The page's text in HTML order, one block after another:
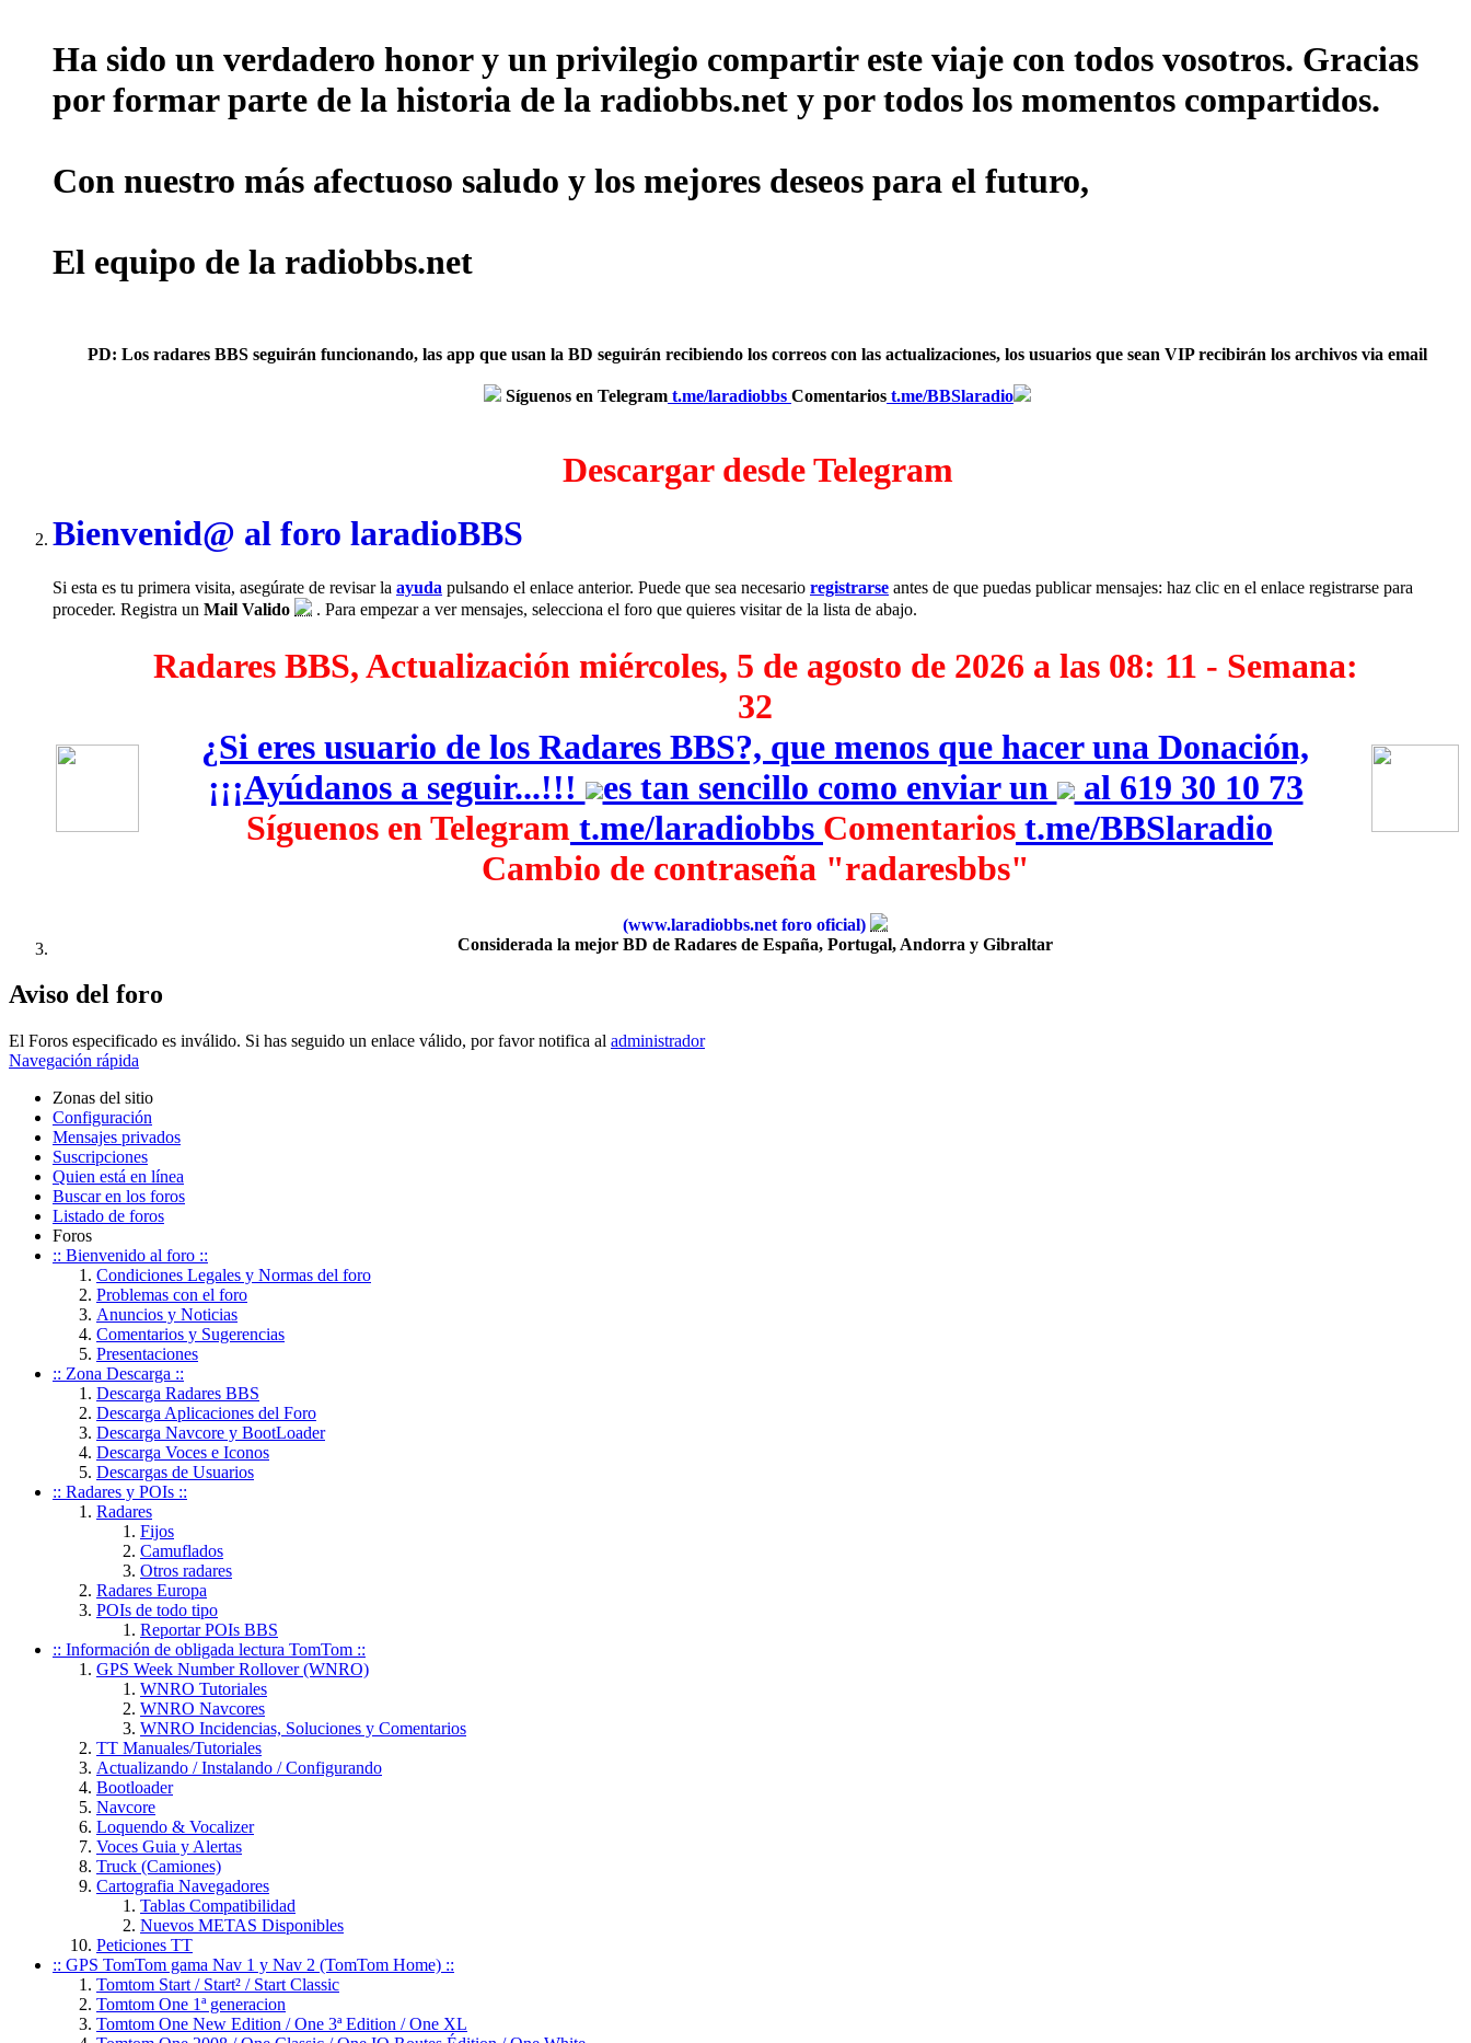
Ha sido un verdadero honor y un privilegio compartir este viaje con todos vosotros. Gracias
por formar parte de la historia de la radiobbs.net y por todos los momentos compartidos.
Con nuestro más afectuoso saludo y los mejores deseos para el futuro,
El equipo de la radiobbs.net
PD: Los radares BBS seguirán funcionando, las app que usan la BD seguirán recibiendo los correos con las actualizaciones, los usuarios que sean VIP recibirán los archivos via email
Síguenos en Telegram t.me/laradiobbs Comentarios t.me/BBSlaradio
Descargar desde Telegram
Bienvenid@ al foro laradioBBS
Si esta es tu primera visita, asegúrate de revisar la ayuda pulsando el enlace anterior. Puede que sea necesario registrarse antes de que puedas publicar mensajes: haz clic en el enlace registrarse para
proceder. Registra un Mail Valido . Para empezar a ver mensajes, selecciona el foro que quieres visitar de la lista de abajo.
Radares BBS, Actualización miércoles, 5 de agosto de 2026 a las 08: 11 - Semana:
32
¿Si eres usuario de los Radares BBS?, que menos que hacer una Donación,
¡¡¡Ayúdanos a seguir...!!!
es tan sencillo como enviar un
al 619 30 10 73
Síguenos en Telegram t.me/laradiobbs Comentarios t.me/BBSlaradio
Cambio de contraseña "radaresbbs"
(www.laradiobbs.net foro oficial)
Considerada la mejor BD de Radares de España, Portugal, Andorra y Gibraltar
Aviso del foro
El Foros especificado es inválido. Si has seguido un enlace válido, por favor notifica al administrador
Navegación rápida
Zonas del sitio
Configuración
Mensajes privados
Suscripciones
Quien está en línea
Buscar en los foros
Listado de foros
Foros
:: Bienvenido al foro ::
Condiciones Legales y Normas del foro
Problemas con el foro
Anuncios y Noticias
Comentarios y Sugerencias
Presentaciones
:: Zona Descarga ::
Descarga Radares BBS
Descarga Aplicaciones del Foro
Descarga Navcore y BootLoader
Descarga Voces e Iconos
Descargas de Usuarios
:: Radares y POIs ::
Radares
Fijos
Camuflados
Otros radares
Radares Europa
POIs de todo tipo
Reportar POIs BBS
:: Información de obligada lectura TomTom ::
GPS Week Number Rollover (WNRO)
WNRO Tutoriales
WNRO Navcores
WNRO Incidencias, Soluciones y Comentarios
TT Manuales/Tutoriales
Actualizando / Instalando / Configurando
Bootloader
Navcore
Loquendo & Vocalizer
Voces Guia y Alertas
Truck (Camiones)
Cartografia Navegadores
Tablas Compatibilidad
Nuevos METAS Disponibles
Peticiones TT
:: GPS TomTom gama Nav 1 y Nav 2 (TomTom Home) ::
Tomtom Start / Start² / Start Classic
Tomtom One 1ª generacion
Tomtom One New Edition / One 3ª Edition / One XL